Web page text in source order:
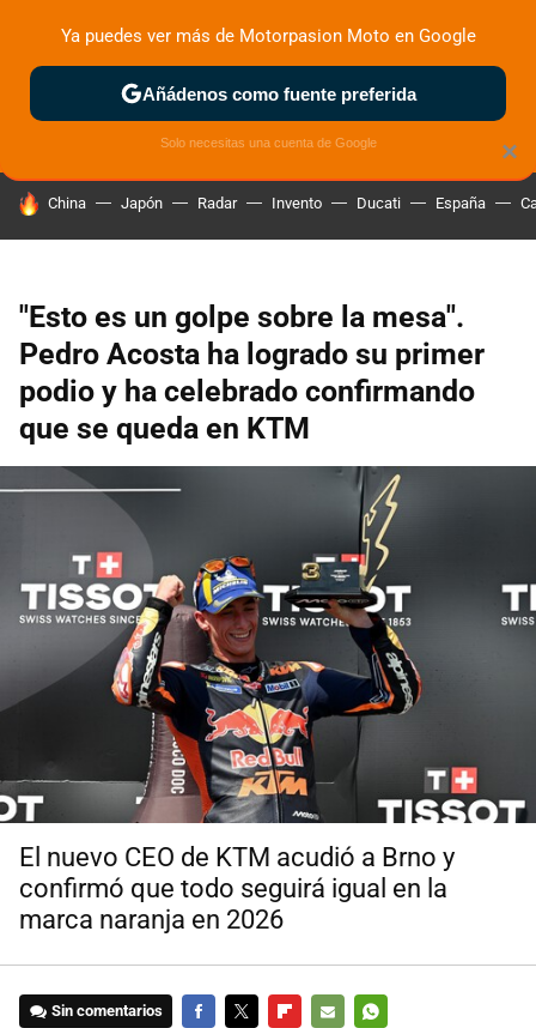
ZONA DE PRUEBAS DEPORTIVAS MOTOS ELÉCTRICAS
HOY SE HABLA DE
China Japón Radar Invento Ducati España
"Esto es un golpe sobre la mesa".
Pedro Acosta ha logrado su primer
podio y ha celebrado confirmando
que se queda en KTM
El nuevo CEO de KTM acudió a Brno y
confirmó que todo seguirá igual en la
marca naranja en 2026
Sin comentarios
×
Ya puedes ver más de Motorpasion Moto en Google
Añádenos como fuente preferida
Solo necesitas una cuenta de Google